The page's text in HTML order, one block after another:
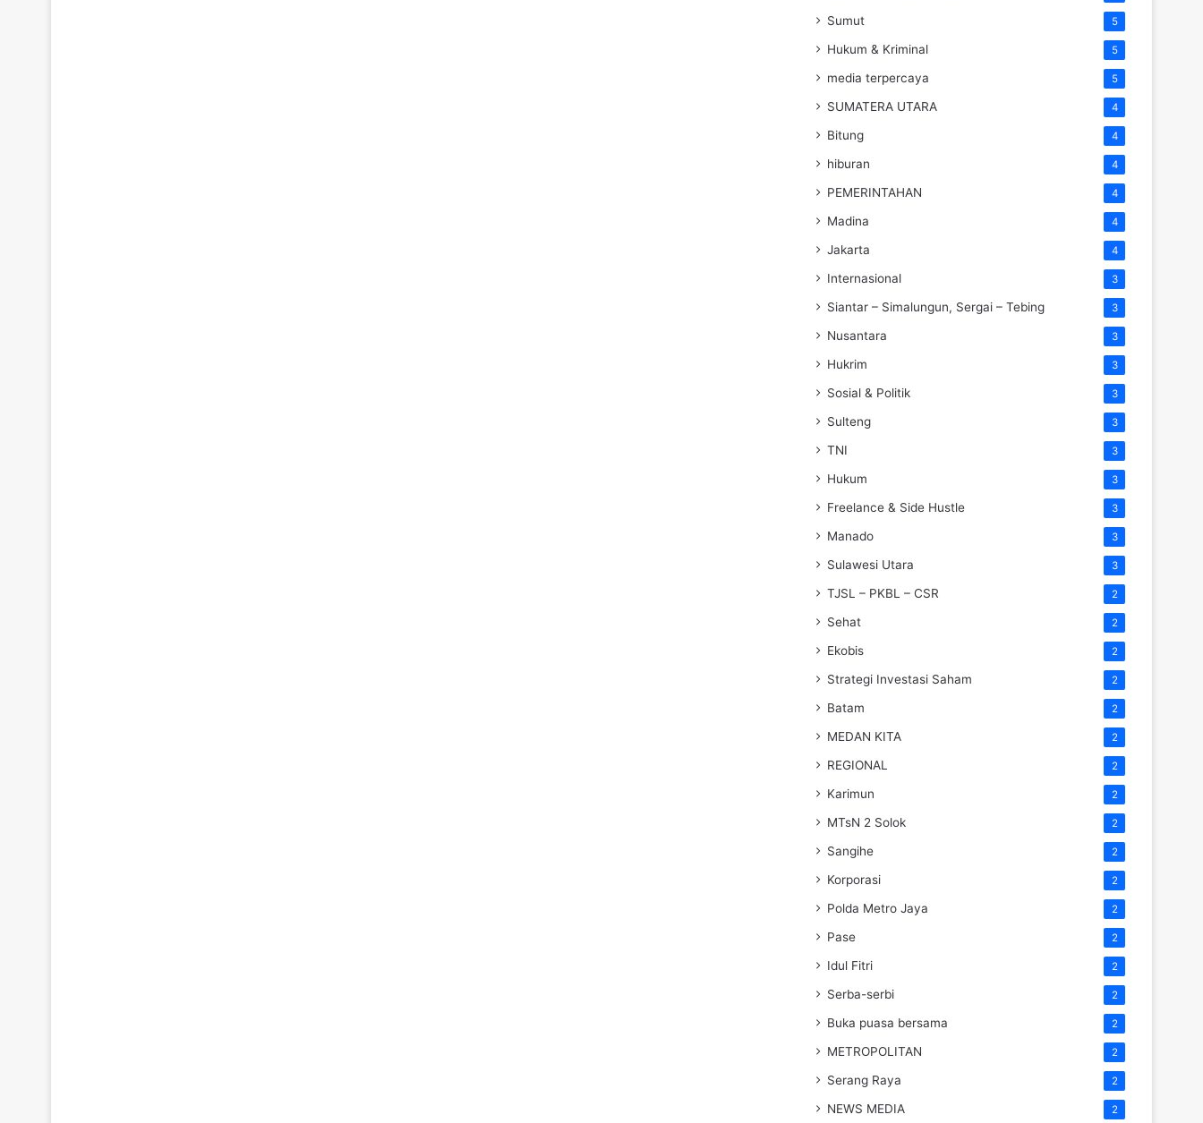
Sumut 5
Hukum & Kriminal 5
media terpercaya 5
SUMATERA UTARA 4
Bitung 4
hiburan 4
PEMERINTAHAN 4
Madina 4
Jakarta 4
Internasional 3
Siantar – Simalungun, Sergai – Tebing 3
Nusantara 3
Hukrim 3
Sosial & Politik 3
Sulteng 3
TNI 3
Hukum 3
Freelance & Side Hustle 3
Manado 3
Sulawesi Utara 3
TJSL – PKBL – CSR 2
Sehat 2
Ekobis 2
Strategi Investasi Saham 2
Batam 2
MEDAN KITA 2
REGIONAL 2
Karimun 2
MTsN 2 Solok 2
Sangihe 2
Korporasi 2
Polda Metro Jaya 2
Pase 2
Idul Fitri 2
Serba-serbi 2
Buka puasa bersama 2
METROPOLITAN 2
Serang Raya 2
NEWS MEDIA 2